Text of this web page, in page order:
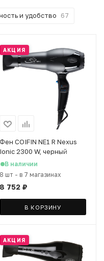
и удобство 67
АКЦИЯ
Фен COIFIN NE1 R Nexus
Ionic 2300 W, черный
В наличии
8 шт - в 7 магазинах
8 752 ₽
В КОРЗИНУ
АКЦИЯ